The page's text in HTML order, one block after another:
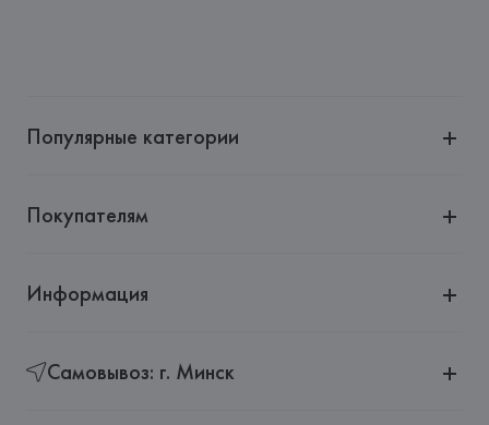
Популярные категории
Покупателям
Информация
Самовывоз: г. Минск